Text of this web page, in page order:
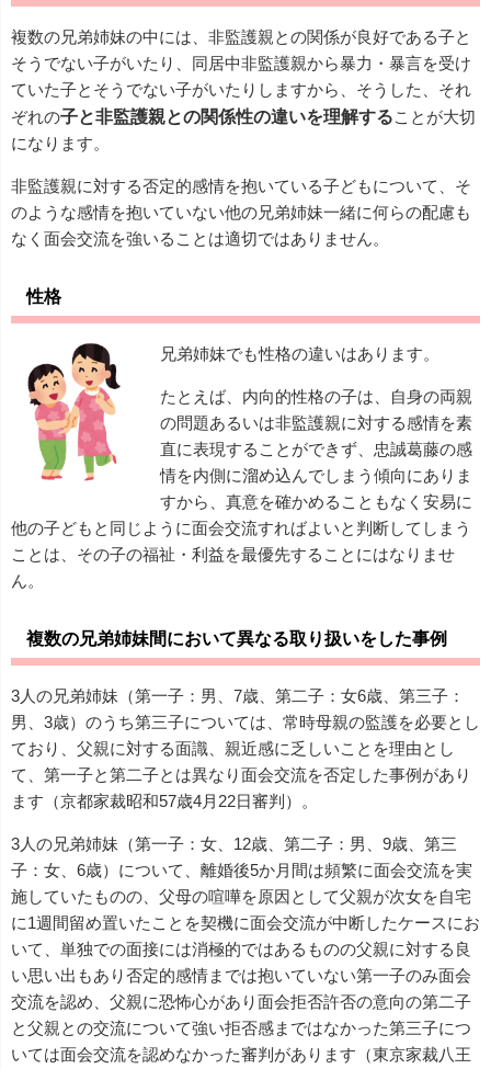
複数の兄弟姉妹の中には、非監護親との関係が良好である子と
そうでない子がいたり、同居中非監護親から暴力・暴言を受け
ていた子とそうでない子がいたりしますから、そうした、それ
ぞれの子と非監護親との関係性の違いを理解することが大切
になります。
非監護親に対する否定的感情を抱いている子どもについて、そ
のような感情を抱いていない他の兄弟姉妹一緒に何らの配慮も
なく面会交流を強いることは適切ではありません。
性格
兄弟姉妹でも性格の違いはあります。
たとえば、内向的性格の子は、自身の両親
の問題あるいは非監護親に対する感情を素
直に表現することができず、忠誠葛藤の感
情を内側に溜め込んでしまう傾向にありま
すから、真意を確かめることもなく安易に
他の子どもと同じように面会交流すればよいと判断してしまう
ことは、その子の福祉・利益を最優先することにはなりませ
ん。
複数の兄弟姉妹間において異なる取り扱いをした事例
3人の兄弟姉妹（第一子：男、7歳、第二子：女6歳、第三子：
男、3歳）のうち第三子については、常時母親の監護を必要とし
ており、父親に対する面識、親近感に乏しいことを理由とし
て、第一子と第二子とは異なり面会交流を否定した事例があり
ます（京都家裁昭和57歳4月22日審判）。
3人の兄弟姉妹（第一子：女、12歳、第二子：男、9歳、第三
子：女、6歳）について、離婚後5か月間は頻繁に面会交流を実
施していたものの、父母の喧嘩を原因として父親が次女を自宅
に1週間留め置いたことを契機に面会交流が中断したケースにお
いて、単独での面接には消極的ではあるものの父親に対する良
い思い出もあり否定的感情までは抱いていない第一子のみ面会
交流を認め、父親に恐怖心があり面会拒否許否の意向の第二子
と父親との交流について強い拒否感まではなかった第三子につ
いては面会交流を認めなかった審判があります（東京家裁八王